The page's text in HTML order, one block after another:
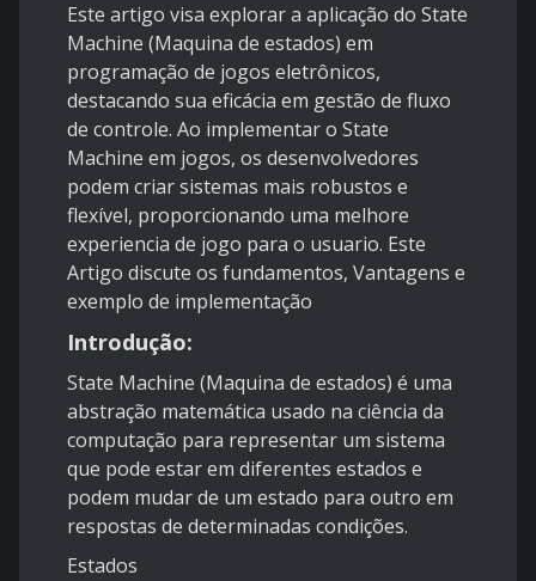
Este artigo visa explorar a aplicação do State
Machine (Maquina de estados) em
programação de jogos eletrônicos,
destacando sua eficácia em gestão de fluxo
de controle. Ao implementar o State
Machine em jogos, os desenvolvedores
podem criar sistemas mais robustos e
flexível, proporcionando uma melhore
experiencia de jogo para o usuario. Este
Artigo discute os fundamentos, Vantagens e
exemplo de implementação
Introdução:
State Machine (Maquina de estados) é uma
abstração matemática usado na ciência da
computação para representar um sistema
que pode estar em diferentes estados e
podem mudar de um estado para outro em
respostas de determinadas condições.
Estados